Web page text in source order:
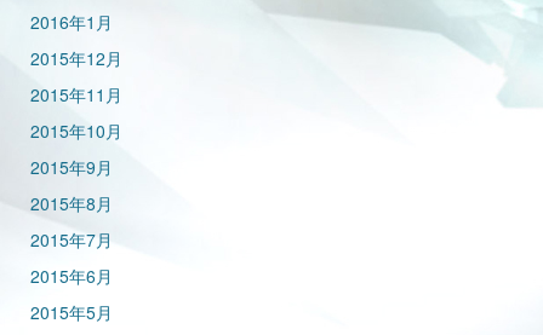
2016年1月
2015年12月
2015年11月
2015年10月
2015年9月
2015年8月
2015年7月
2015年6月
2015年5月